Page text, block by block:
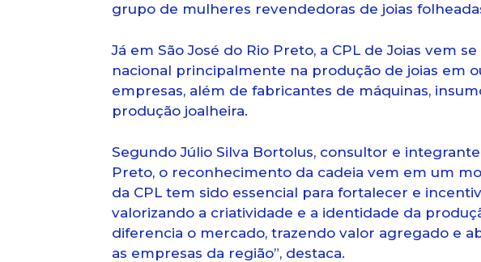
grupo de mulheres revendedoras de joias
Já em São José do Rio Preto, a CPL de Joias vem
nacional principalmente na produção de joias em
empresas, além de fabricantes de máquinas,
produção joalheira.
Segundo Júlio Silva Bortolus, consultor e integrante
Preto, o reconhecimento da cadeia vem em um
da CPL tem sido essencial para fortalecer e
valorizando a criatividade e a identidade da
diferencia o mercado, trazendo valor agregado e
as empresas da região”, destaca.